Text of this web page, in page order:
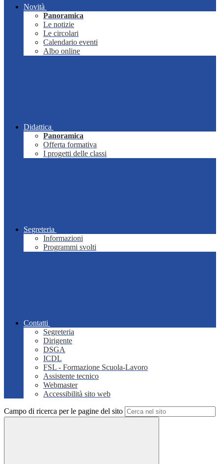
Novità
Panoramica
Le notizie
Le circolari
Calendario eventi
Albo online
Didattica
Panoramica
Offerta formativa
I progetti delle classi
Segreteria
Informazioni
Programmi svolti
Contatti
Segreteria
Dirigente
DSGA
ICDL
FSL - Formazione Scuola-Lavoro
Assistente tecnico
Webmaster
Accessibilità sito web
Campo di ricerca per le pagine del sito